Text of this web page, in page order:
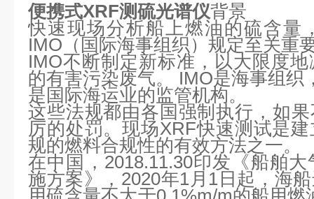
便携式XRF测硫光谱仪背景
快速现场分析船上燃油的硫含量
IMO（国际海事组织）规定至关重
IMO不断制定新标准，以大限度
的有害污染废气。 IMO是海事组织
是国际海运业的监管机构。
这些法规都由各国强制执行，如
厉的处罚。现场XRF快速测试是
规的燃料合规性的有效方法之一。
在中国， 2018.11.30印发《船舶
施方案》，2020年1月1日起，海